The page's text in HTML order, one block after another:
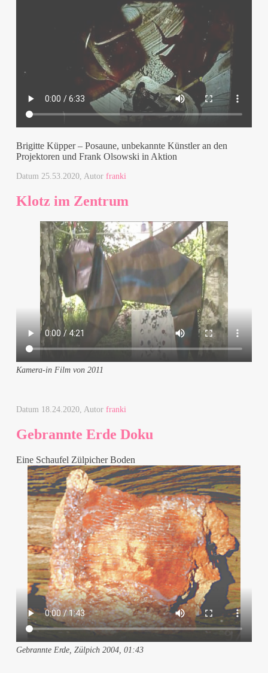
Brigitte Küpper – Posaune, unbekannte Künstler an den
Projektoren und Frank Olsowski in Aktion
Datum25.53.2020, Autorfranki
Klotz im Zentrum
Kamera-in Film von 2011
Datum 18.24.2020, Autorfranki
Gebrannte Erde Doku
Eine Schaufel Zülpicher Boden
Gebrannte Erde, Zülpich 2004, 01:43